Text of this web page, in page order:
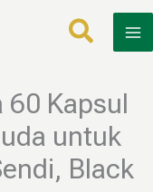
60 Kapsul
untuk
Black